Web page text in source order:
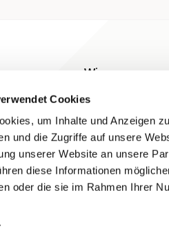
Cookies
um Inhalte und Anzeigen
und die Zugriffe auf unsere
unserer Website an unsere
diese Informationen
oder die sie im Rahmen Ihrer
Wissen
Blog
Grundlagen
Hilfe